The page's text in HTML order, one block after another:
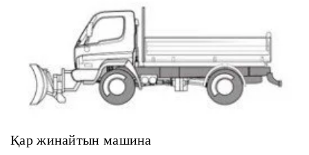
Қар жинайтын машина